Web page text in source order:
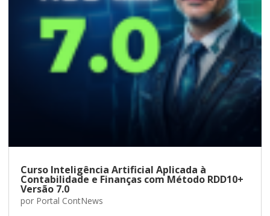
Curso Inteligência Artificial Aplicada à
Contabilidade e Finanças com Método RDD10+
Versão 7.0
por Portal ContNews